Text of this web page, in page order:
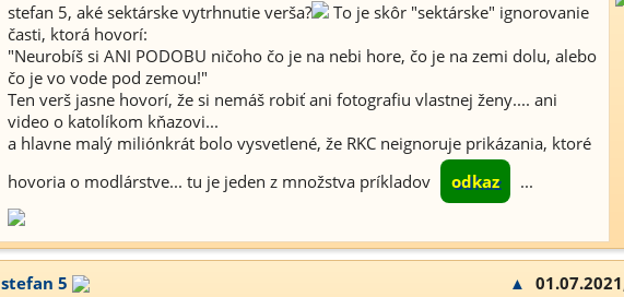
stefan 5, aké sektárske vytrhnutie verša?
To je skôr "sektárske" ignorovanie
časti, ktorá hovorí:
"Neurobíš si ANI PODOBU ničoho čo je na nebi hore, čo je na zemi dolu, alebo
čo je vo vode pod zemou!"
Ten verš jasne hovorí, že si nemáš robiť ani fotografiu vlastnej ženy.... ani
video o katolíkom kňazovi...
a hlavne malý miliónkrát bolo vysvetlené, že RKC neignoruje prikázania, ktoré
hovoria o modlárstve... tu je jeden z množstva príkladov
odkaz ...
stefan 5 ▲